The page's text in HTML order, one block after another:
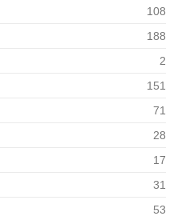
108
188
2
151
71
28
17
31
53